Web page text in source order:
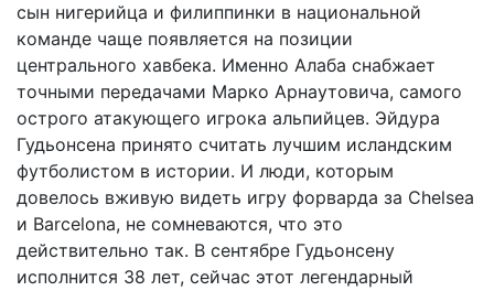
сын нигерийца и филиппинки в национальной
команде чаще появляется на позиции
центрального хавбека. Именно Алаба снабжает
точными передачами Марко Арнаутовича, самого
острого атакующего игрока альпийцев. Эйдура
Гудьонсена принято считать лучшим исландским
футболистом в истории. И люди, которым
довелось вживую видеть игру форварда за Chelsea
и Barcelona, не сомневаются, что это
действительно так. В сентябре Гудьонсену
исполнится 38 лет, сейчас этот легендарный